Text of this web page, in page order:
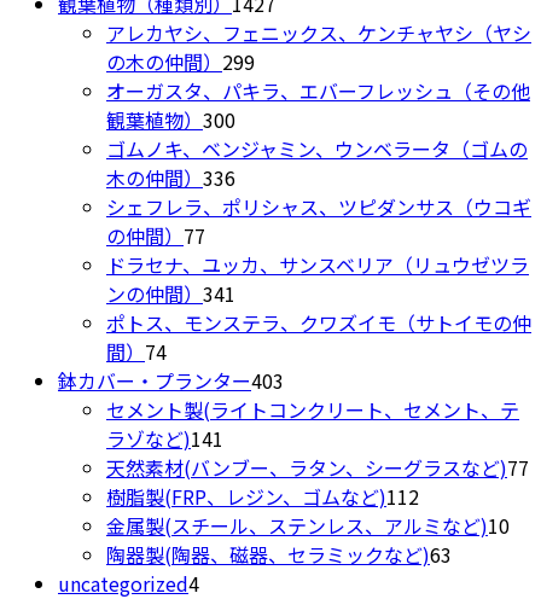
ー
か
選
で
ま
品商
の
品
個
商
アレカヤシ、フェニックス、ケンチャヤシ（ヤシ
の木の仲間） 299299
個
商
オーガスタ、パキラ、エバーフレッシュ（その他
観葉植物） 300300
個
の
商
ゴムノキ、ベンジャミン、ウンベラータ（ゴムの
木の仲間） 336336
個
商
シェフレラ、ポリシャス、ツピダンサス（ウコギ
の仲間） 77
個
の
商
ドラセナ、ユッカ、サンスベリア（リュウゼツラ
ンの仲間） 341
個
商
品
ポトス、モンステラ、クワズイモ（サトイモの仲
間） 7474
個
の
商
品
鉢カバー・プランター403
個
商
品
セメント製(ライトコンクリート、セメント、テ
ラゾなど)141
個
の
商
品
天然素材(バンブー、ラタン、シーグラスなど)77
樹脂製(FRP、レジン、ゴムなど)112112
個
の
金属製(スチール、ステンレス、アルミなど)1010
陶器製(陶器、磁器、セラミックなど)63
uncategorized44